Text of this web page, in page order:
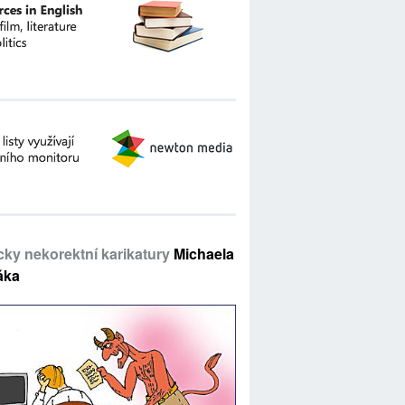
nekorektní karikatury Michaela